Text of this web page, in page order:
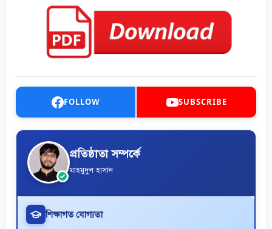
FOLLOW SUBSCRIBE
প্রতিষ্ঠাতা সম্পর্কে
মাহমুদুল হাসান
শিক্ষাগত যোগ্যতা